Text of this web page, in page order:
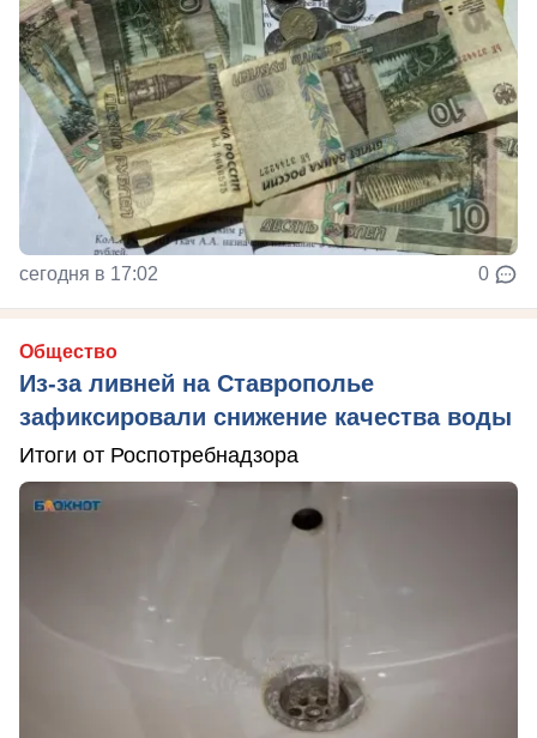
сегодня в 17:02 0
Общество
Из-за ливней на Ставрополье
зафиксировали снижение качества воды
Итоги от Роспотребнадзора